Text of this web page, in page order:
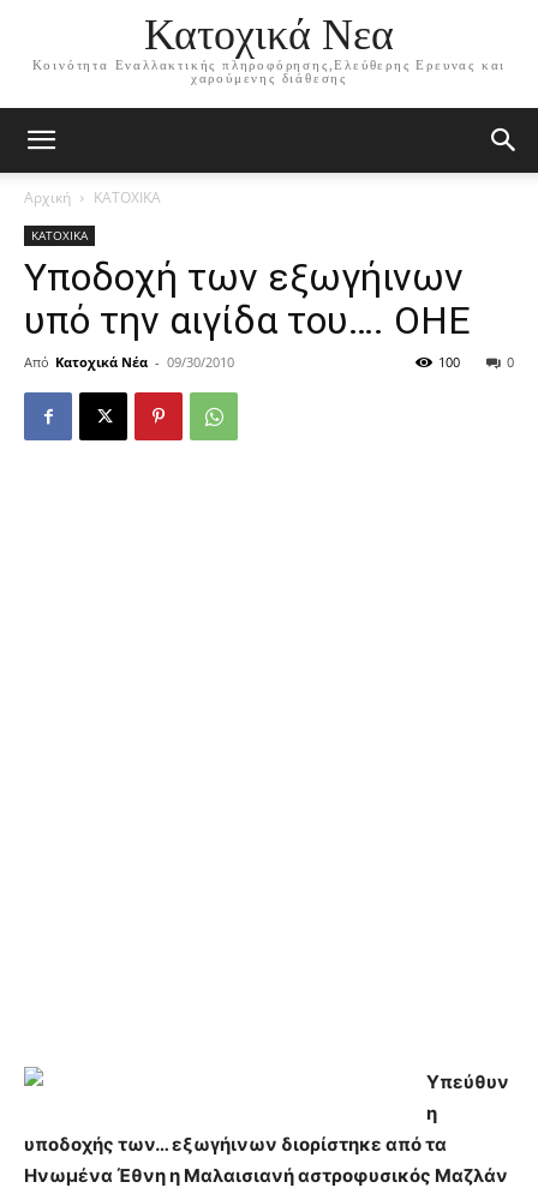
Κατοχικά Νεα
Κοινότητα Εναλλακτικής πληροφόρησης,Ελεύθερης Ερευνας και
χαρούμενης διάθεσης
Αρχική ΚΑΤΟΧΙΚΑ
ΚΑΤΟΧΙΚΑ
Υποδοχή των εξωγήινων
υπό την αιγίδα του…. ΟΗΕ
Από Κατοχικά Νέα - 09/30/2010 0
100
Υπεύθυν
η
υποδοχής των… εξωγήινων διορίστηκε από τα
Ηνωμένα Έθνη η Μαλαισιανή αστροφυσικός Μαζλάν